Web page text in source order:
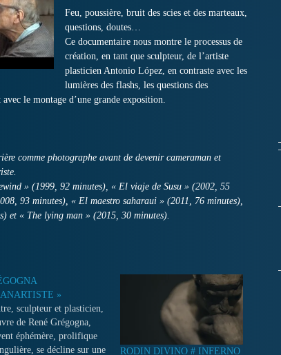
Feu, poussière, bruit des scies et des marteaux,
questions, doutes…
Ce documentaire nous montre le processus de
création, en tant que sculpteur, de l’artiste
plasticien Antonio López, en contraste avec les
lumières des flashs, les questions des
le montage d’une grande exposition.
comme photographe avant de devenir cameraman et
» (1999, 92 minutes), « El viaje de Susu » (2002, 55
93 minutes), « El maestro saharaui » (2011, 76 minutes),
et « The lying man » (2015, 30 minutes).
»
sculpteur et plasticien,
de René Grégogna,
éphémère, prolifique
se décline sur une
RODIN DIVINO # INFERNO